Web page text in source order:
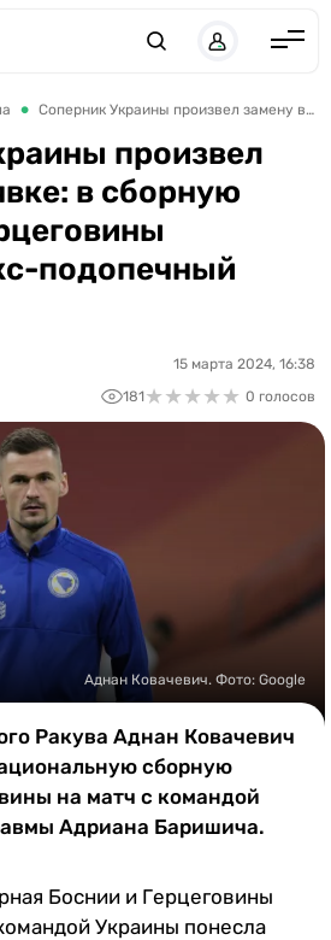
Соперник Украины произвел замену в заявке: в сборную Боснии и Герцеговины довызван экс-подопечный Реброва
произвел
в сборную
подопечный
15 марта 2024, 16:38
181★★★★★
★★★★★ 0 голосов
Аднан Ковачевич. Фото: Google
Ракува Аднан Ковачевич
сборную
на матч с командой
Адриана Баришича.
Боснии и Герцеговины
Украины понесла